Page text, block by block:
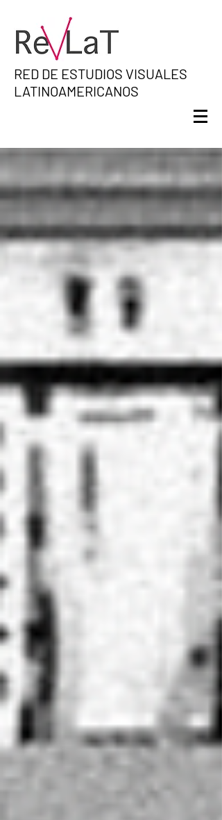
RED DE ESTUDIOS VISUALES
LATINOAMERICANOS